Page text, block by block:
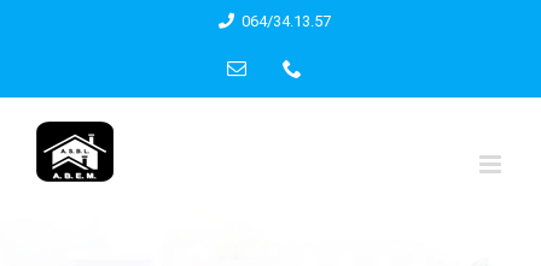
content
064/34.13.57
Email